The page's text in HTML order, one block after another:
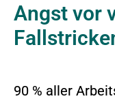
Angst vor
90 % aller